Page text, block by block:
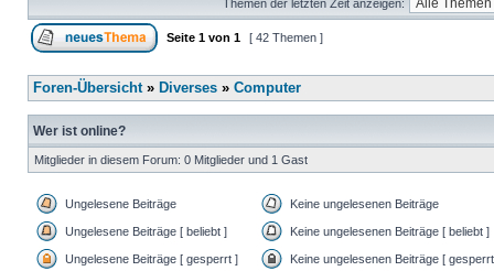
Themen der letzten Zeit anzeigen:
Seite 1 von 1 [ 42 Themen ]
Foren-Übersicht» Diverses » Computer
Wer ist online?
Mitglieder in diesem Forum: 0 Mitglieder und 1 Gast
Ungelesene Beiträge Keine ungelesenen Beiträge
Ungelesene Beiträge [ beliebt ] Keine ungelesenen Beiträge [ beliebt ]
Ungelesene Beiträge [ gesperrt ] Keine ungelesenen Beiträge [